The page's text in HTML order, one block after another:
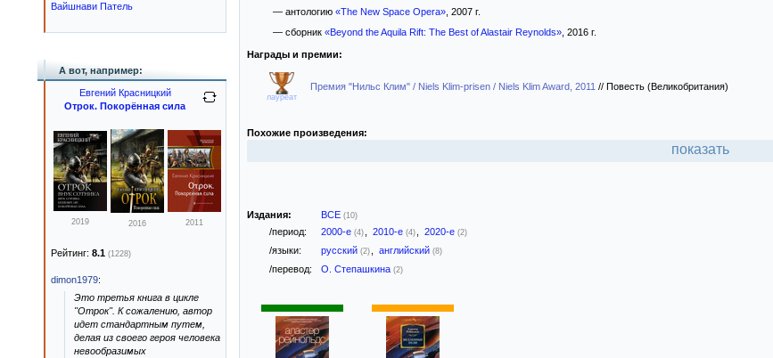
— антологию «The New Space Opera», 2007 г.
— сборник «Beyond the Aquila Rift: The Best of Alastair Reynolds», 2016 г.
Награды и премии:
лауреат
Премия "Нильс Клим" / Niels Klim-prisen / Niels Klim Award, 2011 // Повесть (Великобритания)
Похожие произведения:
показать
Издания: ВСЕ (10)
/период: 2000-е (4) 2010-е (4) 2020-е (2)
/языки: русский (2) английский (8)
/перевод: О. Степашкина (2)
Вайшнави Патель
А вот, например:
Евгений Красницкий
Отрок. Покорённая сила
2019 2016 2011
Рейтинг: 8.1 (1228)
dimon1979:
Это третья книга в цикле
"Отрок". К сожалению, автор
идет стандартным путем,
делая из своего героя человека
невообразимых